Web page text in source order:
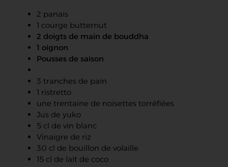
2 panais
1 courge butternut
2 doigts de main de bouddha
1 oignon
Pousses de saison
3 tranches de pain
1 ristretto
une trentaine de noisettes torréfiées
Jus de yuko
5 cl de vin blanc
Vinaigre de riz
30 cl de bouillon de volaille
15 cl de lait de coco